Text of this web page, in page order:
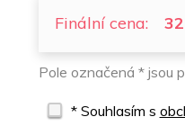
Finální cena:
Pole označená * jsou
* Souhlasím s